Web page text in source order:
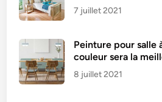
7 juillet 2021
Peinture pour salle
couleur sera la
8 juillet 2021